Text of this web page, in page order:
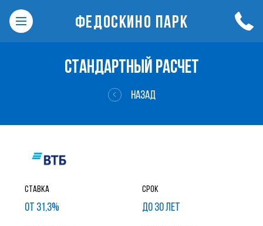
ФЕДОСКИНО ПАРК
СТАНДАРТНЫЙ РАСЧЕТ
НАЗАД
Ставка
от 31,3%
Срок
до 30 лет